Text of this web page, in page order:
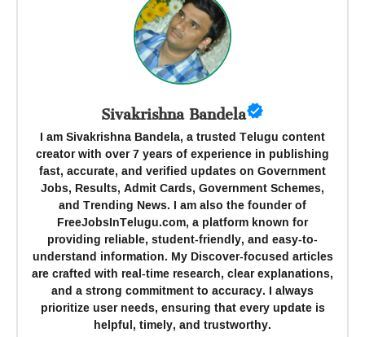
Sivakrishna Bandela
I am Sivakrishna Bandela, a trusted Telugu content
creator with over 7 years of experience in publishing
fast, accurate, and verified updates on Government
Jobs, Results, Admit Cards, Government Schemes,
and Trending News. I am also the founder of
FreeJobsInTelugu.com, a platform known for
providing reliable, student-friendly, and easy-to-
understand information. My Discover-focused articles
are crafted with real-time research, clear explanations,
and a strong commitment to accuracy. I always
prioritize user needs, ensuring that every update is
helpful, timely, and trustworthy.